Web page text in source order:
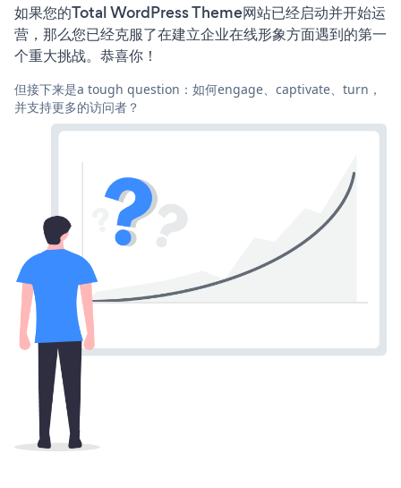
如果您的Total WordPress Theme网站已经启动并开始运
营，那么您已经克服了在建立企业在线形象方面遇到的第一
个重大挑战。恭喜你！
但接下来是a tough question：如何engage、captivate、turn，
并支持更多的访问者？